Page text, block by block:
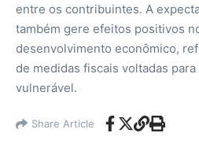
entre os contribuintes. A
também gere efeitos positivos
desenvolvimento econômico,
de medidas fiscais voltadas para
vulnerável.
Share Article